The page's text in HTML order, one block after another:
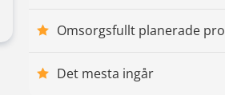
Omsorgsfullt planerade
Det mesta ingår